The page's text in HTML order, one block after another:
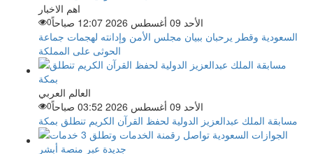
اهم الاخبار
الأحد 09 أغسطس 2026 12:07 صباحاً
0
السعودية وقطر يرحبان ببيان مجلس الأمن وإدانته لهجمات جماعة
الحوثى على المملكة
العالم العربي
الأحد 09 أغسطس 2026 03:52 صباحاً
0
مسابقة الملك عبدالعزيز الدولية لحفظ القرآن الكريم تنطلق بمكة